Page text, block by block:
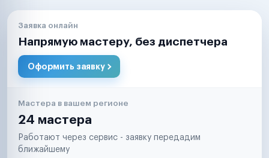
Заявка онлайн
Напрямую мастеру, без диспетчера
Оформить заявку
Мастера в вашем регионе
24 мастера
Работают через сервис - заявку передадим
ближайшему